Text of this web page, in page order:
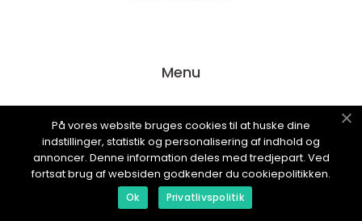
Menu
Annoncering
Om os
Cookies
Kontakt os
På vores website bruges cookies til at huske dine
indstillinger, statistik og personalisering af indhold og
annoncer. Denne information deles med tredjepart. Ved
fortsat brug af websiden godkender du cookiepolitikken.
Ok Privatlivspolitik